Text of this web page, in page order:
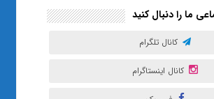
ما را دنبال کنید
کانال تلگرام
کانال اینستاگرام